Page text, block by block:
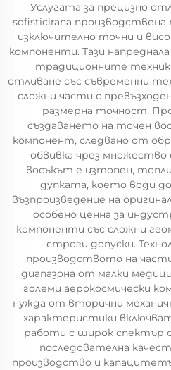
Услугата за прецизно
sofisticirana
изключително точни и
компоненти. Тази
традиционните
отливане със съвременни
сложни части с
размерна точност.
създаването на точен
компонент, следвано от
обвивка чрез множество
восъкът е изтопен,
дупката, което води
възпроизведение на
особено ценна за
компоненти със сложни
строги допуски.
производството на
диапазона от малки
големи аерокосмически
нужда от вторични
характеристики
работи с широк спектър
последователна
производство и